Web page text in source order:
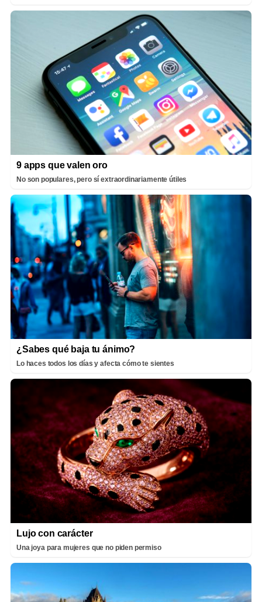
9 apps que valen oro
No son populares, pero sí extraordinariamente útiles
¿Sabes qué baja tu ánimo?
Lo haces todos los días y afecta cómo te sientes
Lujo con carácter
Una joya para mujeres que no piden permiso